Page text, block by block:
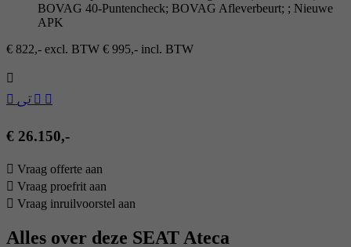
BOVAG 40-Puntencheck; BOVAG Afleverbeurt; ; Nieuwe
APK
€ 822,- excl. BTW € 995,- incl. BTW
€ 26.150,-
Vraag offerte aan
Vraag proefrit aan
Vraag inruilvoorstel aan
Alles over deze SEAT Ateca